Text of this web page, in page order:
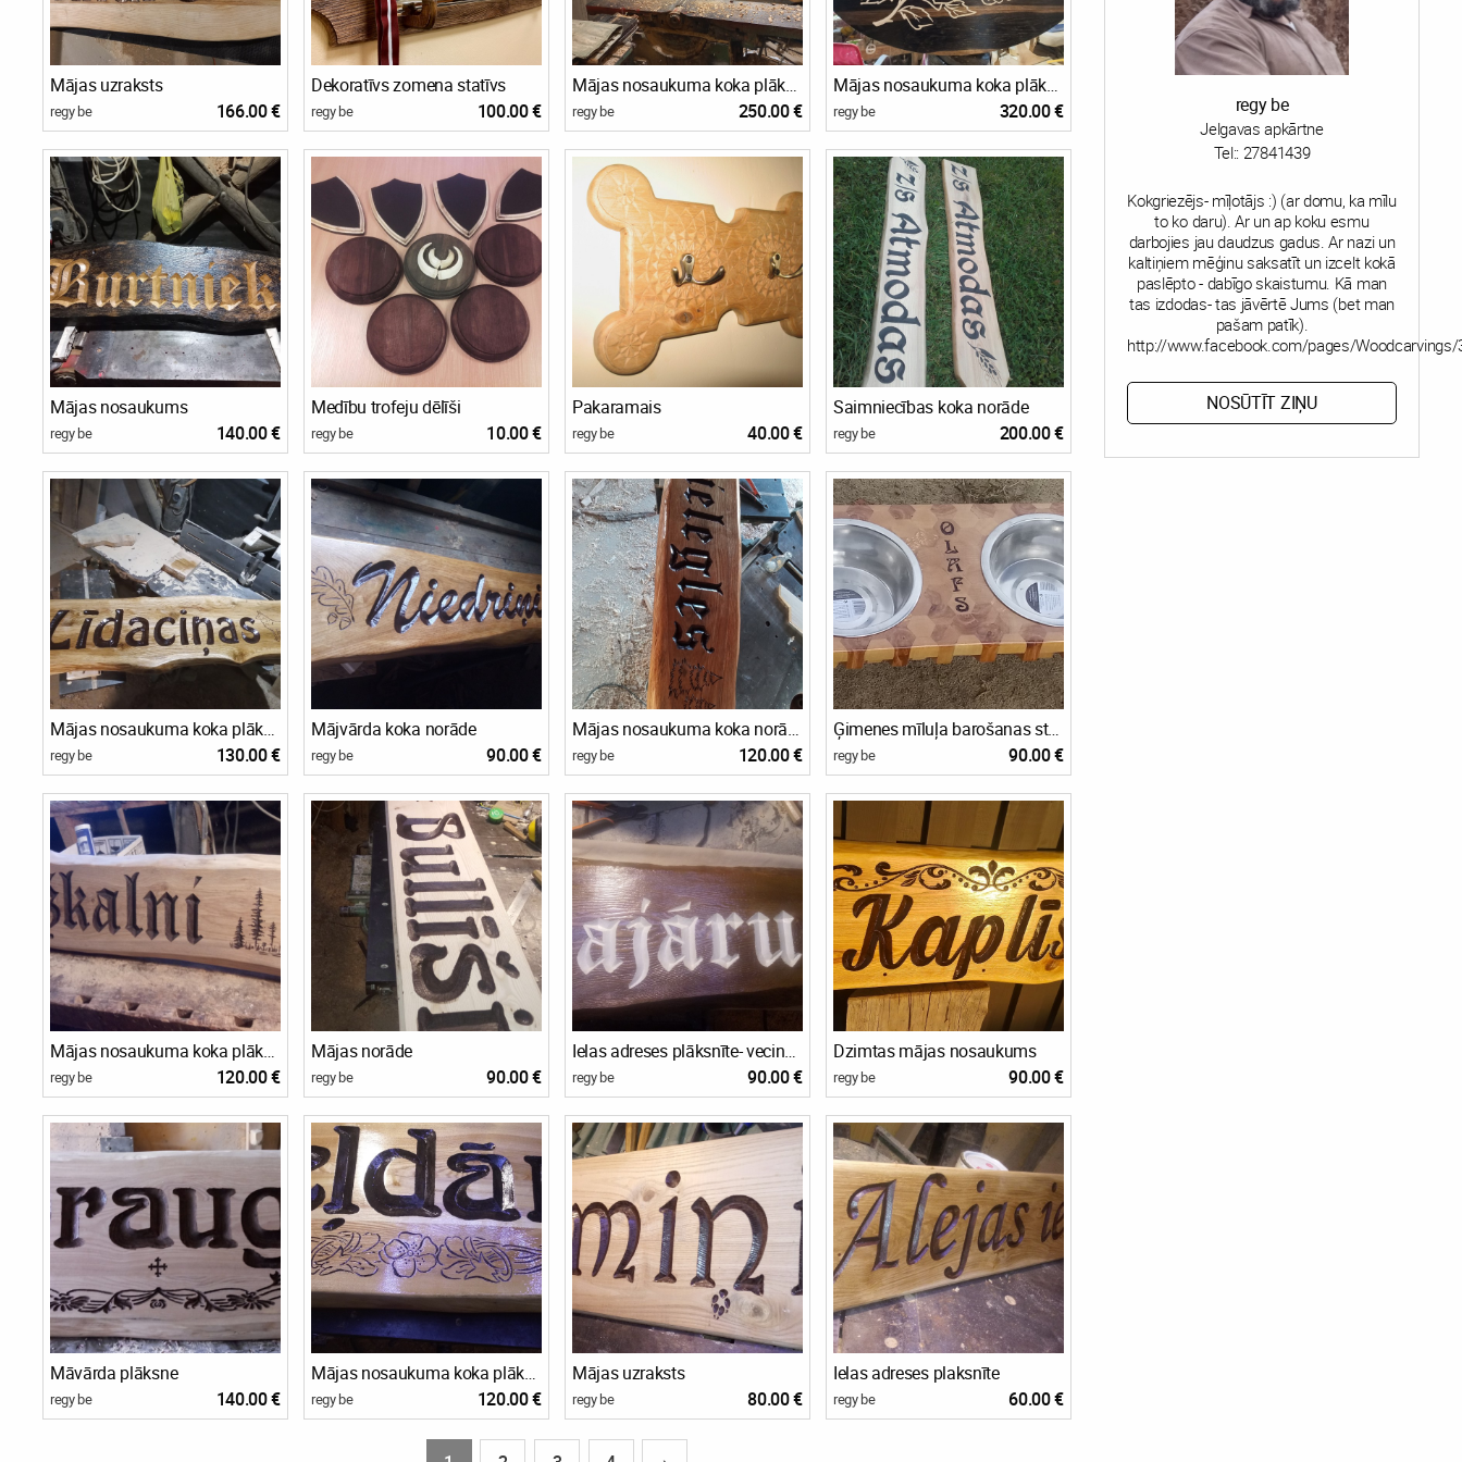
Mājas uzraksts
regy be 166.00 €
Dekoratīvs zomena statīvs
regy be 100.00 €
Mājas nosaukuma koka plāksne
regy be 250.00 €
Mājas nosaukuma koka plāksne
regy be 320.00 €
Mājas nosaukums
regy be 140.00 €
Medību trofeju dēlīši
regy be 10.00 €
Pakaramais
regy be 40.00 €
Saimniecības koka norāde
regy be 200.00 €
Mājas nosaukuma koka plāksne
regy be 130.00 €
Mājvārda koka norāde
regy be 90.00 €
Mājas nosaukuma koka norāde
regy be 120.00 €
Ģimenes mīluļa barošanas stacija
regy be 90.00 €
Mājas nosaukuma koka plāksne
regy be 120.00 €
Mājas norāde
regy be 90.00 €
Ielas adreses plāksnīte- vecināta
regy be 90.00 €
Dzimtas mājas nosaukums
regy be 90.00 €
Māvārda plāksne
regy be 140.00 €
Mājas nosaukuma koka plāksnīte
regy be 120.00 €
Mājas uzraksts
regy be 80.00 €
Ielas adreses plaksnīte
regy be 60.00 €
regy be
Jelgavas apkārtne
Tel:: 27841439
Kokgriezējs- mīļotājs :) (ar domu, ka mīlu
to ko daru). Ar un ap koku esmu
darbojies jau daudzus gadus. Ar nazi un
kaltiņiem mēģinu saksatīt un izcelt kokā
paslēpto - dabīgo skaistumu. Kā man
tas izdodas- tas jāvērtē Jums (bet man
pašam patīk).
http://www.facebook.com/pages/Woodcarvings/
NOSŪTĪT ZIŅU